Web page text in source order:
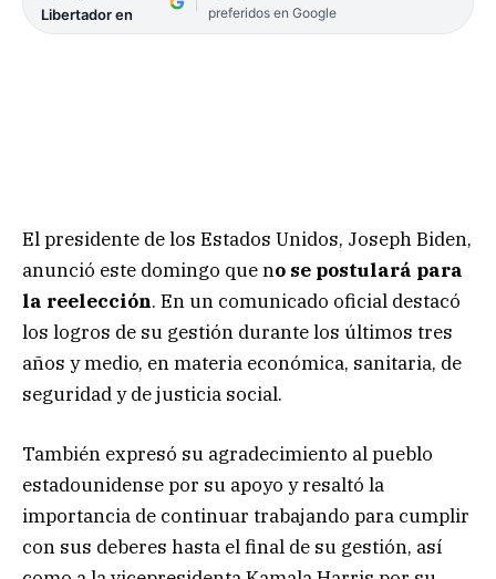
Libertador en
preferidos en Google
El presidente de los Estados Unidos, Joseph Biden,
anunció este domingo que no se postulará para
la reelección. En un comunicado oficial destacó
los logros de su gestión durante los últimos tres
años y medio, en materia económica, sanitaria, de
seguridad y de justicia social.
También expresó su agradecimiento al pueblo
estadounidense por su apoyo y resaltó la
importancia de continuar trabajando para cumplir
con sus deberes hasta el final de su gestión, así